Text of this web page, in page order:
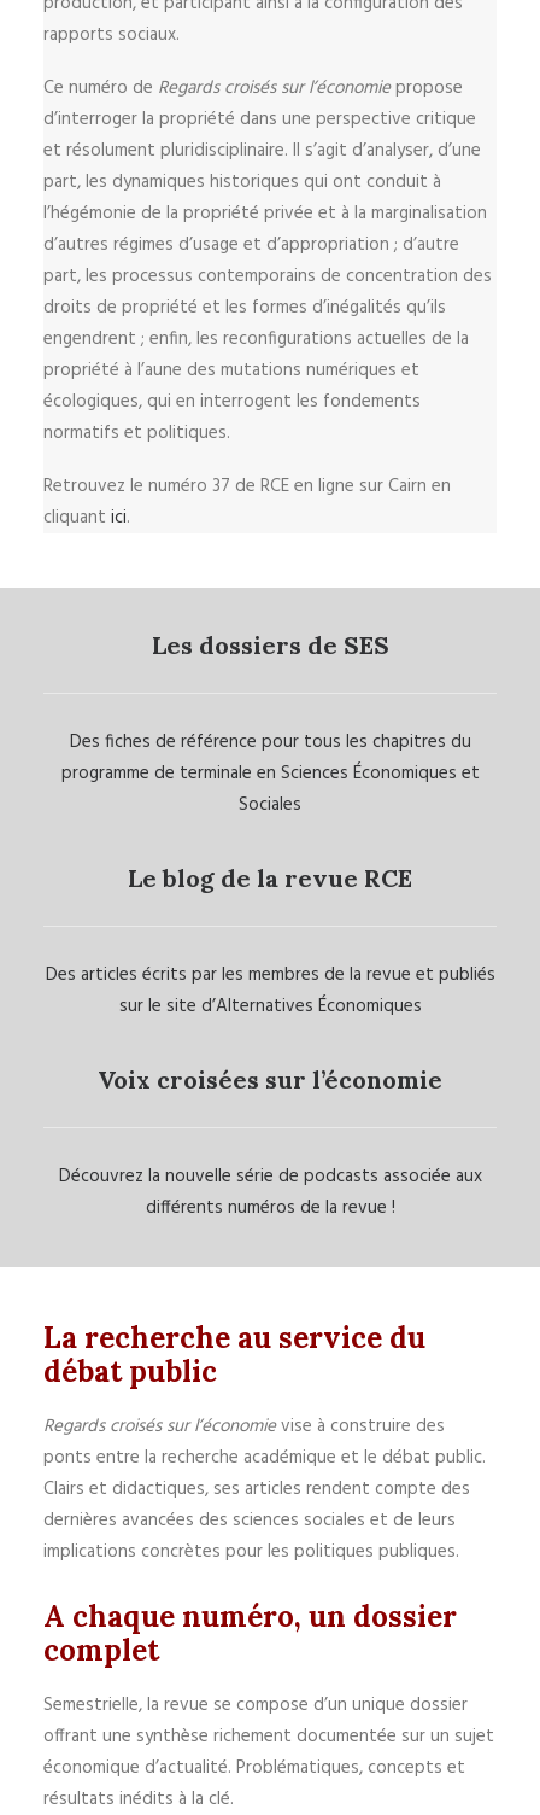
rapports sociaux.
Ce numéro de Regards croisés sur l’économiepropose
d’interroger la propriété dans une perspective critique
et résolument pluridisciplinaire. Il s’agit d’analyser, d’une
part, les dynamiques historiques qui ont conduit à
l’hégémonie de la propriété privée et à la marginalisation
d’autres régimes d’usage et d’appropriation ; d’autre
part, les processus contemporains de concentration des
droits de propriété et les formes d’inégalités qu’ils
engendrent ; enfin, les reconfigurations actuelles de la
propriété à l’aune des mutations numériques et
écologiques, qui en interrogent les fondements
normatifs et politiques.
Retrouvez le numéro 37 de RCE en ligne sur Cairn en
cliquant ici.
Les dossiers de SES
Des fiches de référence pour tous les chapitres du
programme de terminale en Sciences Économiques et
Sociales
Le blog de la revue RCE
Des articles écrits par les membres de la revue et publiés
sur le site d’Alternatives Économiques
Voix croisées sur l’économie
Découvrez la nouvelle série de podcasts associée aux
différents numéros de la revue !
La recherche au service du
débat public
Regards croisés sur l’économievise à construire des
ponts entre la recherche académique et le débat public.
Clairs et didactiques, ses articles rendent compte des
dernières avancées des sciences sociales et de leurs
implications concrètes pour les politiques publiques.
A chaque numéro, un dossier
complet
Semestrielle, la revue se compose d’un unique dossier
offrant une synthèse richement documentée sur un sujet
économique d’actualité. Problématiques, concepts et
résultats inédits à la clé.